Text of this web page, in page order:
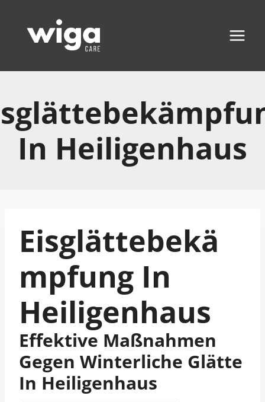
Inhalt
springen
In Heiligenhaus
Eisglättebekä
Mpfung In
Heiligenhaus
Effektive Maßnahmen
Gegen Winterliche Glätte
In Heiligenhaus